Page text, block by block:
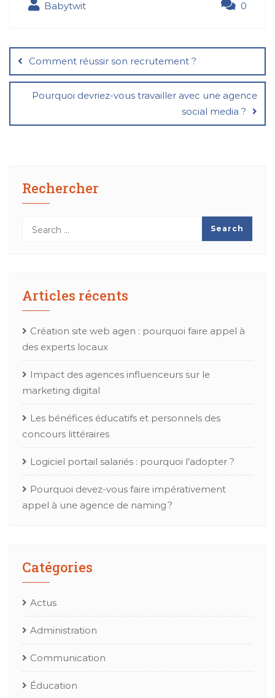
Babytwit 0
de
l’article
Comment réussir son recrutement ?
Pourquoi devriez-vous travailler avec une agence
social media ?
Rechercher
Articles récents
Création site web agen : pourquoi faire appel à
des experts locaux
Impact des agences influenceurs sur le
marketing digital
Les bénéfices éducatifs et personnels des
concours littéraires
Logiciel portail salariés : pourquoi l’adopter ?
Pourquoi devez-vous faire impérativement
appel à une agence de naming ?
Catégories
Actus
Administration
Communication
Éducation